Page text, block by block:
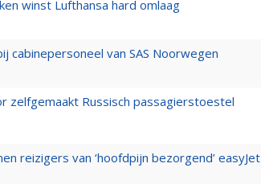
winst Lufthansa hard omlaag
cabinepersoneel van SAS Noorwegen
zelfgemaakt Russisch passagierstoestel
reizigers van ‘hoofdpijn bezorgend’ easyJet